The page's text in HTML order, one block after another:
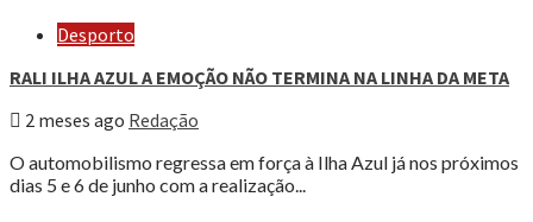
Desporto
RALI ILHA AZUL A EMOÇÃO NÃO TERMINA NA LINHA DA META
2 meses ago Redação
O automobilismo regressa em força à Ilha Azul já nos próximos
dias 5 e 6 de junho com a realização...